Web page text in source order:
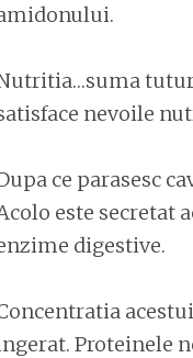
nevoile
ce parasesc
este secretat
digestive.
Proteinele